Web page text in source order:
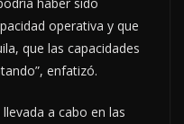
operativa y que
que las capacidades
enfatizó.
a cabo en las